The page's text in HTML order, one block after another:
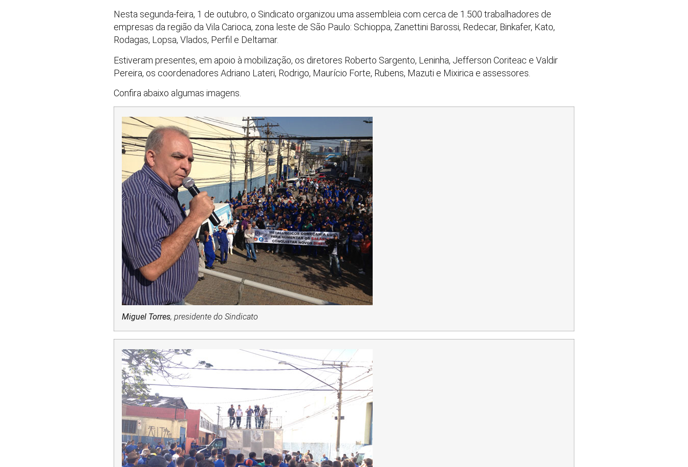
Nesta segunda-feira, 1 de outubro, o Sindicato organizou uma assembleia com cerca de 1.500 trabalhadores de
empresas da região da Vila Carioca, zona leste de São Paulo: Schioppa, Zanettini Barossi, Redecar, Binkafer, Kato,
Rodagas, Lopsa, Vlados, Perfil e Deltamar.
Estiveram presentes, em apoio à mobilização, os diretores Roberto Sargento, Leninha, Jefferson Coriteac e Valdir
Pereira, os coordenadores Adriano Lateri, Rodrigo, Maurício Forte, Rubens, Mazuti e Mixirica e assessores.
Confira abaixo algumas imagens.
Miguel Torres, presidente do Sindicato